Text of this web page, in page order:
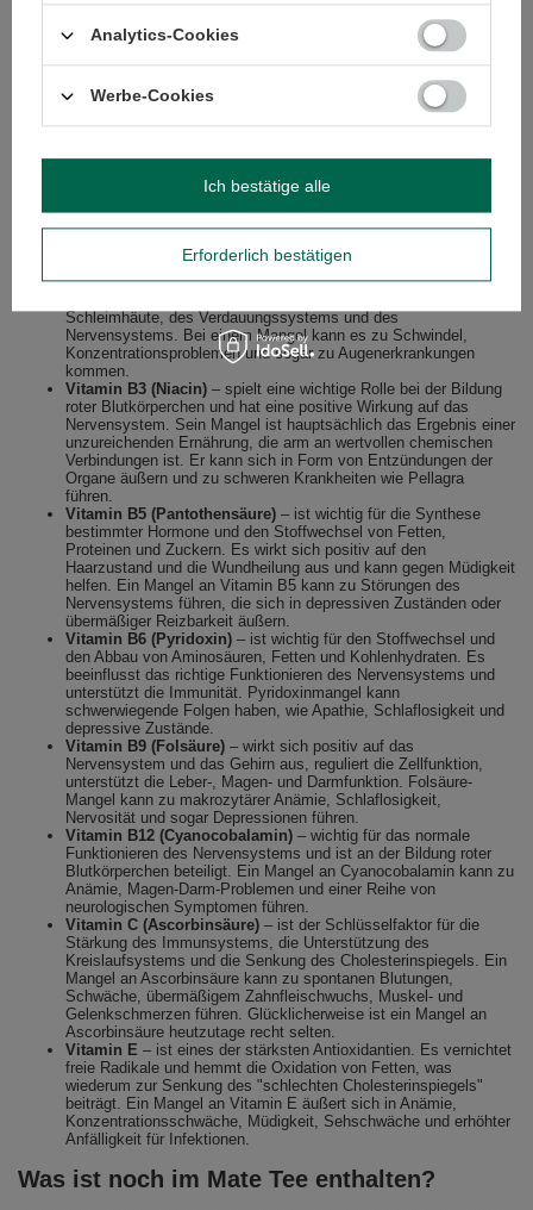
Strukturen, die für das Funktionieren des Körpers notwendig sind.
Hersteller des Mate Tees und einige wissenschaftliche Quellen geben
Folgendes enthält:
Zustand von Haaren, Haut und Nägeln verantwortlich,
Bakterien und Viren.
Vitamin B1 (Thiamin)– beeinflusst die normale Funktion des
Nervensystems und ist an der Umwandlung von Proteinen,
Kohlenhydraten und Fetten in Energie beteiligt. Sein Mangel
kann zu Durchblutungsstörungen und verschiedenen Störungen
des Nervensystems führen.
Schleimhäute, des Verdauungssystems und des
Nervensystems. Bei einem Mangel kann es zu Schwindel,
Konzentrationsproblemen und sogar zu Augenerkrankungen
kommen.
Vitamin B3 (Niacin) – spielt eine wichtige Rolle bei der Bildung
roter Blutkörperchen und hat eine positive Wirkung auf das
Nervensystem. Sein Mangel ist hauptsächlich das Ergebnis einer
unzureichenden Ernährung, die arm an wertvollen chemischen
Verbindungen ist. Er kann sich in Form von Entzündungen der
Organe äußern und zu schweren Krankheiten wie Pellagra
führen.
Vitamin B5 (Pantothensäure) – ist wichtig für die Synthese
bestimmter Hormone und den Stoffwechsel von Fetten,
Proteinen und Zuckern. Es wirkt sich positiv auf den
Haarzustand und die Wundheilung aus und kann gegen Müdigkeit
helfen. Ein Mangel an Vitamin B5 kann zu Störungen des
Nervensystems führen, die sich in depressiven Zuständen oder
übermäßiger Reizbarkeit äußern.
Vitamin B6 (Pyridoxin) – ist wichtig für den Stoffwechsel und
den Abbau von Aminosäuren, Fetten und Kohlenhydraten. Es
beeinflusst das richtige Funktionieren des Nervensystems und
unterstützt die Immunität. Pyridoxinmangel kann
schwerwiegende Folgen haben, wie Apathie, Schlaflosigkeit und
depressive Zustände.
Vitamin B9 (Folsäure) – wirkt sich positiv auf das
Nervensystem und das Gehirn aus, reguliert die Zellfunktion,
unterstützt die Leber-, Magen- und Darmfunktion. Folsäure-
Mangel kann zu makrozytärer Anämie, Schlaflosigkeit,
Nervosität und sogar Depressionen führen.
Vitamin B12 (Cyanocobalamin) – wichtig für das normale
Funktionieren des Nervensystems und ist an der Bildung roter
Blutkörperchen beteiligt. Ein Mangel an Cyanocobalamin kann zu
Anämie, Magen-Darm-Problemen und einer Reihe von
neurologischen Symptomen führen.
Vitamin C (Ascorbinsäure) – ist der Schlüsselfaktor für die
Stärkung des Immunsystems, die Unterstützung des
Kreislaufsystems und die Senkung des Cholesterinspiegels. Ein
Mangel an Ascorbinsäure kann zu spontanen Blutungen,
Schwäche, übermäßigem Zahnfleischwuchs, Muskel- und
Gelenkschmerzen führen. Glücklicherweise ist ein Mangel an
Ascorbinsäure heutzutage recht selten.
Vitamin E – ist eines der stärksten Antioxidantien. Es vernichtet
freie Radikale und hemmt die Oxidation von Fetten, was
wiederum zur Senkung des "schlechten Cholesterinspiegels"
beiträgt. Ein Mangel an Vitamin E äußert sich in Anämie,
Konzentrationsschwäche, Müdigkeit, Sehschwäche und erhöhter
Anfälligkeit für Infektionen.
Was ist noch im Mate Tee enthalten?
Analytics-Cookies
Werbe-Cookies
Erforderlich bestätigen
Ich bestätige alle